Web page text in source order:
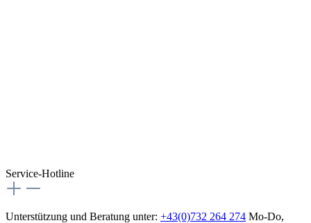
Service-Hotline
Unterstützung und Beratung unter: +43(0)732 264 274 Mo-Do,